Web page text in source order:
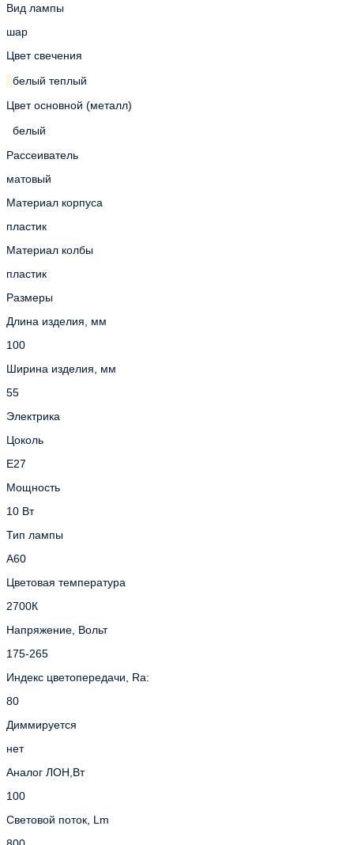
Вид лампы
шар
Цвет свечения
белый теплый
Цвет основной (металл)
белый
Рассеиватель
матовый
Материал корпуса
пластик
Материал колбы
пластик
Размеры
Длина изделия, мм
100
Ширина изделия, мм
55
Электрика
Цоколь
E27
Мощность
10 Вт
Тип лампы
A60
Цветовая температура
2700К
Напряжение, Вольт
175-265
Индекс цветопередачи, Ra:
80
Диммируется
нет
Аналог ЛОН,Вт
100
Световой поток, Lm